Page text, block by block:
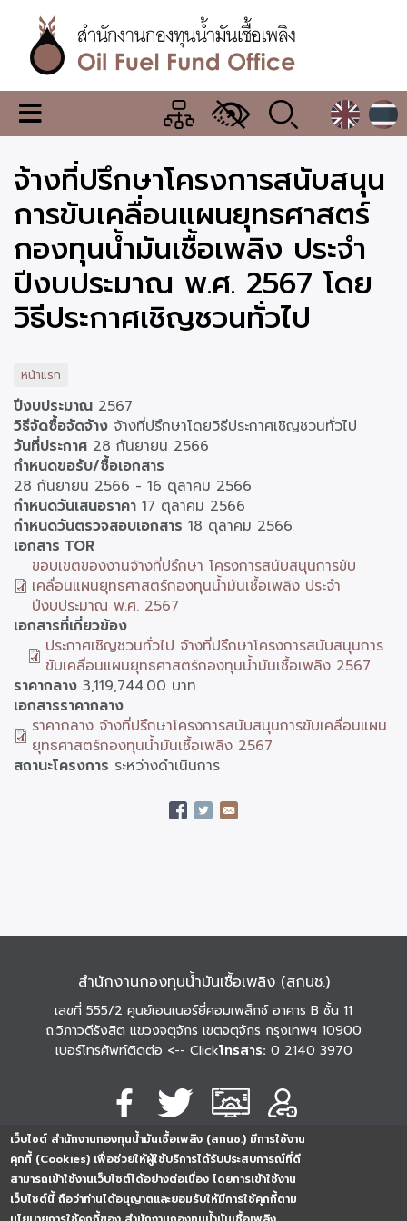
เว็บไซต์ สำนักงานกองทุนน้ำมันเชื้อเพลิง (สกนช.) มีการใช้งาน
คุกกี้ (Cookies) เพื่อช่วยให้ผู้ใช้บริการได้รับประสบการณ์ที่ดี
สามารถเข้าใช้งานเว็บไซต์ได้อย่างต่อเนื่อง โดยการเข้าใช้งาน
เว็บไซต์นี้ ถือว่าท่านได้อนุญาตและยอมรับให้มีการใช้คุกกี้ตาม
เนื้อหา
หลักสำนักงาน
กองทุน
น้ำมัน
เชื้อ
เพลิง
เมนู
เปลี่ยน
แสดง
ผล
จ้างที่ปรึกษาโครงการสนับสนุน
การขับเคลื่อนแผนยุทธศาสตร์
กองทุนน้ำมันเชื้อเพลิง ประจำ
ปีงบประมาณ พ.ศ. 2567 โดย
วิธีประกาศเชิญชวนทั่วไป
หน้าแรก
ปีงบประมาณ 2567
วิธีจัดซื้อจัดจ้าง จ้างที่ปรึกษาโดยวิธีประกาศเชิญชวนทั่วไป
วันที่ประกาศ 28 กันยายน 2566
กำหนดขอรับ/ซื้อเอกสาร
28 กันยายน 2566 - 16 ตุลาคม 2566
กำหนดวันเสนอราคา 17 ตุลาคม 2566
กำหนดวันตรวจสอบเอกสาร 18 ตุลาคม 2566
เอกสาร TOR
ขอบเขตของงานจ้างที่ปรึกษา โครงการสนับสนุนการขับ
เคลื่อนแผนยุทธศาสตร์กองทุนน้ำมันเชื้อเพลิง ประจำ
ปีงบประมาณ พ.ศ. 2567
เอกสารที่เกี่ยวข้อง
ประกาศเชิญชวนทั่วไป จ้างที่ปรึกษาโครงการสนับสนุนการ
ขับเคลื่อนแผนยุทธศาสตร์กองทุนน้ำมันเชื้อเพลิง 2567
ราคากลาง 3,119,744.00 บาท
เอกสารราคากลาง
ราคากลาง จ้างที่ปรึกษาโครงการสนับสนุนการขับเคลื่อนแผน
ยุทธศาสตร์กองทุนน้ำมันเชื้อเพลิง 2567
สถานะโครงการ ระหว่างดำเนินการ
สำนักงานกองทุนน้ำมันเชื้อเพลิง (สกนช.)
เลขที่ 555/2 ศูนย์เอนเนอร์ยี่คอมเพล็กซ์ อาคาร B ชั้น 11
ถ.วิภาวดีรังสิต แขวงจตุจักร เขตจตุจักร กรุงเทพฯ 10900
เบอร์โทรศัพท์ติดต่อ <-- Clickโทรสาร: 0 2140 3970
นโยบายการคุ้มครอง
ข้อมูลส่วนบุคคล
นโยบายการรักษาความ
มั่นคงปลอดภัย
Analytics
254296
0 2 5 4 2 9 6